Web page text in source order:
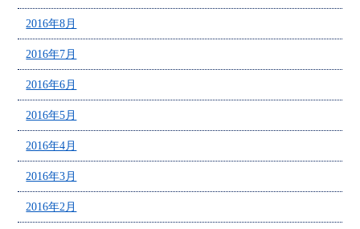
2016年8月
2016年7月
2016年6月
2016年5月
2016年4月
2016年3月
2016年2月